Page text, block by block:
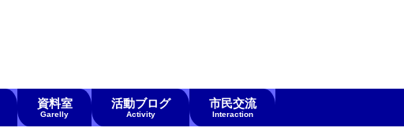
資料室
Garelly
活動ブログ
Activity
市民交流
Interaction